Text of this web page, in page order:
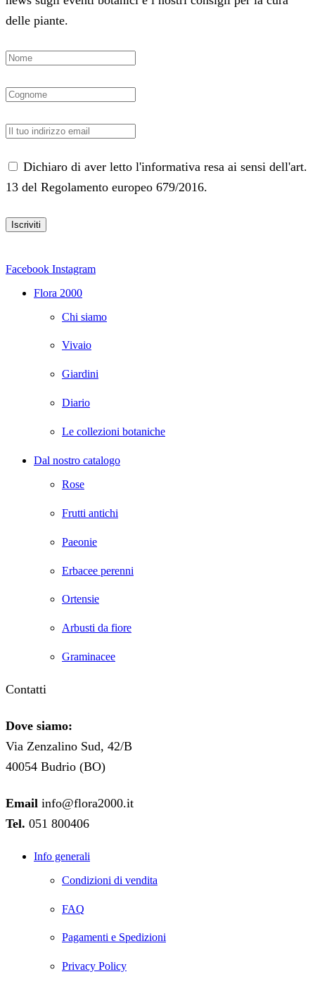
delle piante.
Dichiaro di aver letto l'informativa resa ai sensi dell'art.
13 del Regolamento europeo 679/2016.
Facebook Instagram
Flora 2000
Chi siamo
Vivaio
Giardini
Diario
Le collezioni botaniche
Dal nostro catalogo
Rose
Frutti antichi
Paeonie
Erbacee perenni
Ortensie
Arbusti da fiore
Graminacee
Contatti
Dove siamo:
Via Zenzalino Sud, 42/B
40054 Budrio (BO)
Email info@flora2000.it
Tel. 051 800406
Info generali
Condizioni di vendita
FAQ
Pagamenti e Spedizioni
Privacy Policy